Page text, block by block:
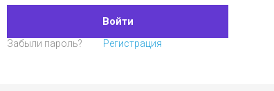
Войти
Забыли пароль? Регистрация